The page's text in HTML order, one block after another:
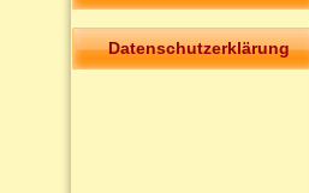
Datenschutzerklärung